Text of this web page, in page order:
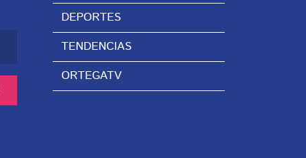
DEPORTES
TENDENCIAS
ORTEGATV